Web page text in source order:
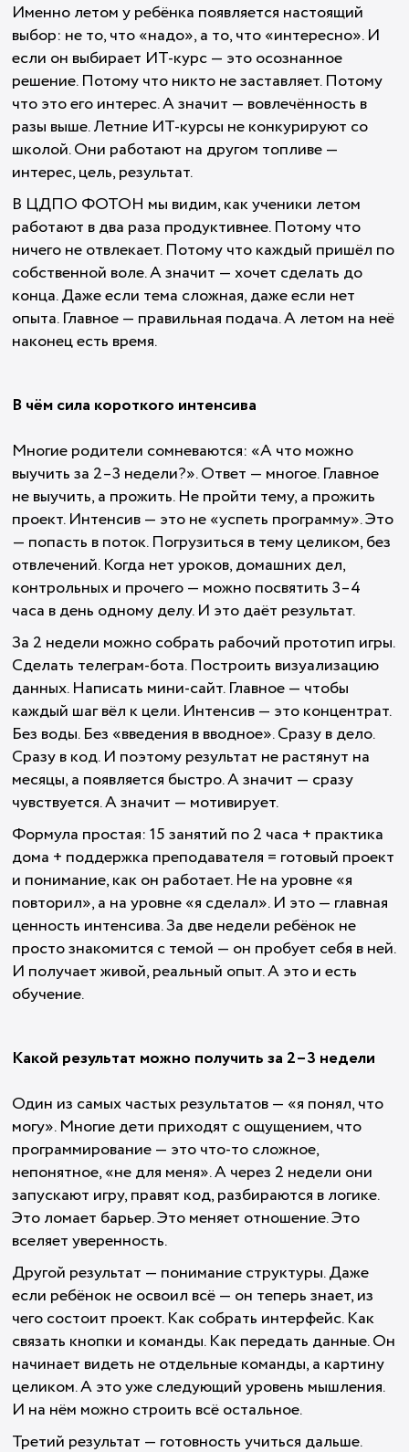
Именно летом у ребёнка появляется настоящий
выбор: не то, что «надо», а то, что «интересно». И
если он выбирает ИТ-курс — это осознанное
решение. Потому что никто не заставляет. Потому
что это его интерес. А значит — вовлечённость в
разы выше. Летние ИТ-курсы не конкурируют со
школой. Они работают на другом топливе —
интерес, цель, результат.
В ЦДПО ФОТОН мы видим, как ученики летом
работают в два раза продуктивнее. Потому что
ничего не отвлекает. Потому что каждый пришёл по
собственной воле. А значит — хочет сделать до
конца. Даже если тема сложная, даже если нет
опыта. Главное — правильная подача. А летом на неё
наконец есть время.
В чём сила короткого интенсива
Многие родители сомневаются: «А что можно
выучить за 2–3 недели?». Ответ — многое. Главное
не выучить, а прожить. Не пройти тему, а прожить
проект. Интенсив — это не «успеть программу». Это
— попасть в поток. Погрузиться в тему целиком, без
отвлечений. Когда нет уроков, домашних дел,
контрольных и прочего — можно посвятить 3–4
часа в день одному делу. И это даёт результат.
За 2 недели можно собрать рабочий прототип игры.
Сделать телеграм-бота. Построить визуализацию
данных. Написать мини-сайт. Главное — чтобы
каждый шаг вёл к цели. Интенсив — это концентрат.
Без воды. Без «введения в вводное». Сразу в дело.
Сразу в код. И поэтому результат не растянут на
месяцы, а появляется быстро. А значит — сразу
чувствуется. А значит — мотивирует.
Формула простая: 15 занятий по 2 часа + практика
дома + поддержка преподавателя = готовый проект
и понимание, как он работает. Не на уровне «я
повторил», а на уровне «я сделал». И это — главная
ценность интенсива. За две недели ребёнок не
просто знакомится с темой — он пробует себя в ней.
И получает живой, реальный опыт. А это и есть
обучение.
Какой результат можно получить за 2–3 недели
Один из самых частых результатов — «я понял, что
могу». Многие дети приходят с ощущением, что
программирование — это что-то сложное,
непонятное, «не для меня». А через 2 недели они
запускают игру, правят код, разбираются в логике.
Это ломает барьер. Это меняет отношение. Это
вселяет уверенность.
Другой результат — понимание структуры. Даже
если ребёнок не освоил всё — он теперь знает, из
чего состоит проект. Как собрать интерфейс. Как
связать кнопки и команды. Как передать данные. Он
начинает видеть не отдельные команды, а картину
целиком. А это уже следующий уровень мышления.
И на нём можно строить всё остальное.
Третий результат — готовность учиться дальше.